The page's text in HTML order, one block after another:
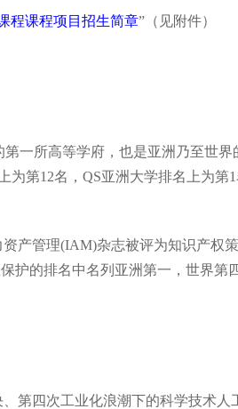
程课程项目招生简章”（见附件）
第一所高等学府，也是亚洲乃至世
第12名，QS亚洲大学排名上为第
产管理(IAM)杂志被评为知识产权
护的排名中名列亚洲第一，世界第四
第四次工业化浪潮下的科学技术人